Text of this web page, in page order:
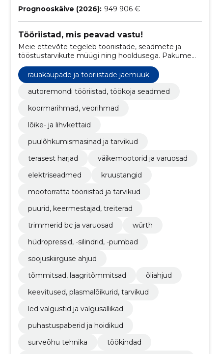
Prognooskäive (2026): 949 906 €
Tööriistad, mis peavad vastu!
Meie ettevõte tegeleb tööriistade, seadmete ja
tööstustarvikute müügi ning hooldusega. Pakume
laia valikut kvaliteetseid tooteid nii professionaalidele
kui ka hobikasutajatele.
rauakaupade ja tööriistade jaemüük
autoremondi tööriistad, töökoja seadmed
koormarihmad, veorihmad
lõike- ja lihvkettaid
puulõhkumismasinad ja tarvikud
terasest harjad
väikemootorid ja varuosad
elektriseadmed
kruustangid
mootorratta tööriistad ja tarvikud
puurid, keermestajad, treiterad
trimmerid bc ja varuosad
würth
hüdropressid, -silindrid, -pumbad
soojuskiirguse ahjud
tõmmitsad, laagritõmmitsad
õliahjud
keevitused, plasmalõikurid, tarvikud
led valgustid ja valgusallikad
puhastuspaberid ja hoidikud
surveõhu tehnika
töökindad